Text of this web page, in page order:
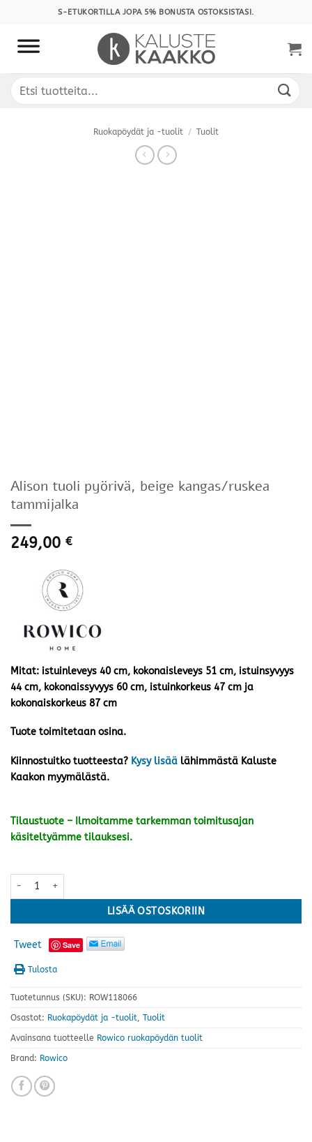
content
S-ETUKORTILLA JOPA 5% BONUSTA OSTOKSISTASI.
Etsi:
Ruokapöydät ja -tuolit / Tuolit
Alison tuoli pyörivä, beige kangas/ruskea
tammijalka
249,00 €
Mitat: istuinleveys 40 cm, kokonaisleveys 51 cm, istuinsyvyys
44 cm, kokonaissyvyys 60 cm, istuinkorkeus 47 cm ja
kokonaiskorkeus 87 cm
Tuote toimitetaan osina.
Kiinnostuitko tuotteesta? Kysy lisää lähimmästä Kaluste
Kaakon myymälästä.
Tilaustuote – Ilmoitamme tarkemman toimitusajan
käsiteltyämme tilauksesi.
Alison tuoli pyörivä, beige kangas/ruskea tammijalka määrä
LISÄÄ OSTOSKORIIN
Tweet Save
Tulosta
Tuotetunnus (SKU): ROW118066
Osastot: Ruokapöydät ja -tuolit Tuolit
Avainsana tuotteelle Rowico ruokapöydän tuolit
Brand: Rowico